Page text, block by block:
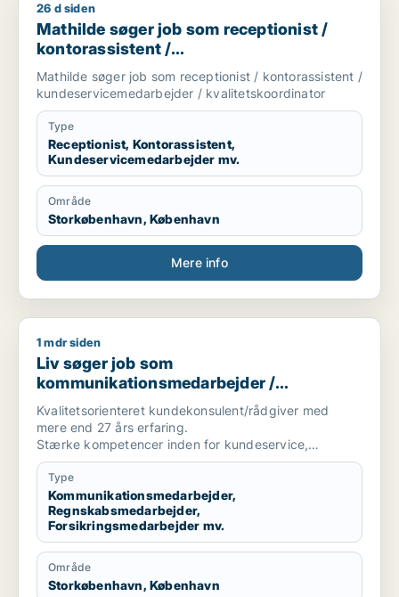
Mathilde søger job som receptionist / kontorassistent /
26 d siden
Mathilde søger job som receptionist /
kontorassistent /
kundeservicemedarbejder /
kvalitetskoordinator
Mathilde søger job som receptionist / kontorassistent /
kundeservicemedarbejder / kvalitetskoordinator
Type
Receptionist, Kontorassistent,
Kundeservicemedarbejder mv.
Område
Storkøbenhavn, København
Mere info
Liv søger job som kommunikationsmedarbejder /
1 mdr siden
Liv søger job som
kommunikationsmedarbejder /
regnskabsmedarbejder /
forsikringsmedarbejder / administrativ
medarbejder / receptionist
Kvalitetsorienteret kundekonsulent/rådgiver med
mere end 27 års erfaring.
Stærke kompetencer inden for kundeservice,
fakturering, kreditering/debitering, klage og
inkassobehandling. Kendt for at skabe tryghed,
håndtere komplekse problemstillinger og levere høj
kvalitet.
Type
Kommunikationsmedarbejder,
Regnskabsmedarbejder,
Forsikringsmedarbejder mv.
Område
Storkøbenhavn, København